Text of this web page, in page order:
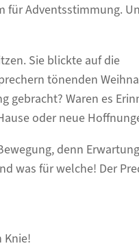
für Adventsstimmung.
Sie blickte auf die
tönenden
gebracht? Waren es
oder neue
denn
was für welche! Der
Knie!